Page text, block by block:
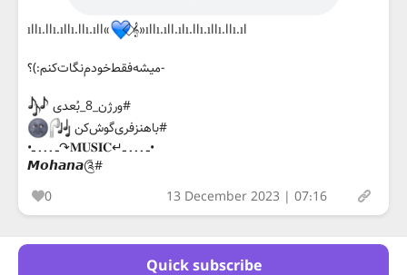
Quick subscribe
ıllı.llı.ıllı.llı.ıll«
⃟𝄞»ıllı.ıll.ılı.llı.ıllı.llı.ıl
-میشه‌فقط‌خودم‌نگات‌کنم:)؟
#ورژن‌_8_بُعدی
#باهنزفری‌گوش‌کن
•ــ ـ ـ ـ ــ↵𝐌𝐔𝐒𝐈𝐂↷ــ ـ ـ ـ ــ•
#𝙈𝙤𝙝𝙖𝙣𝙖༊
0
13 December 2023 | 07:16